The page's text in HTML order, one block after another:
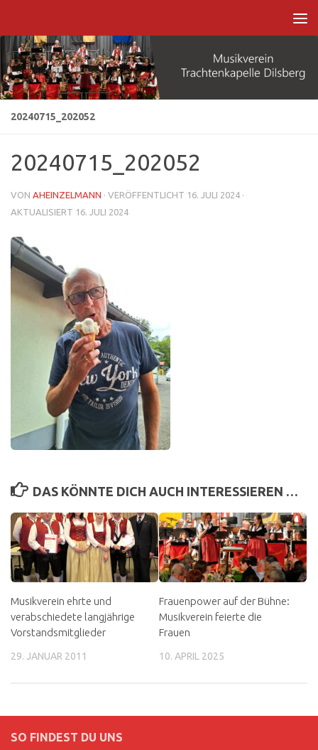
20240715_202052
20240715_202052
VON AHEINZELMANN · VERÖFFENTLICHT 16. JULI 2024 ·
AKTUALISIERT 16. JULI 2024
DAS KÖNNTE DICH AUCH INTERESSIEREN …
Musikverein ehrte und
verabschiedete langjährige
Vorstandsmitglieder
29. JANUAR 2011
Frauenpower auf der Bühne:
Musikverein feierte die
Frauen
10. APRIL 2025
SO FINDEST DU UNS